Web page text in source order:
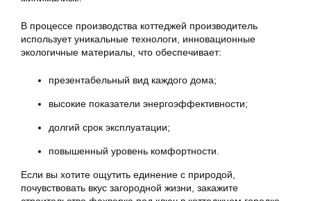
В процессе производства коттеджей производитель
использует уникальные технологи, инновационные
экологичные материалы, что обеспечивает:
презентабельный вид каждого дома;
высокие показатели энергоэффективности;
долгий срок эксплуатации;
повышенный уровень комфортности.
Если вы хотите ощутить единение с природой,
почувствовать вкус загородной жизни, закажите